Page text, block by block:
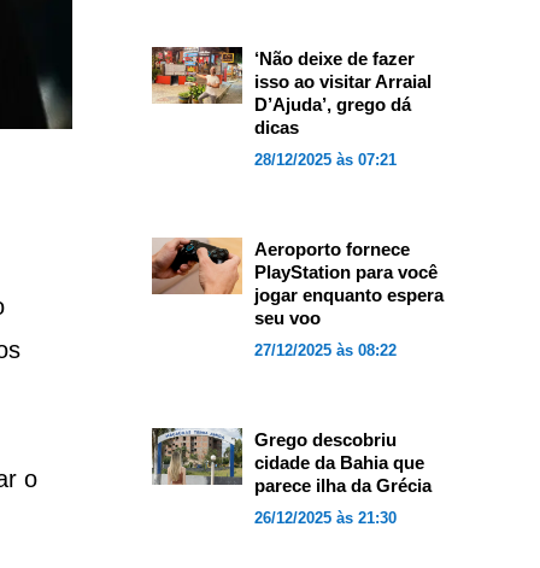
o
‘Não deixe de fazer
isso ao visitar Arraial
D’Ajuda’, grego dá
dicas
28/12/2025 às 07:21
Aeroporto fornece
PlayStation para você
jogar enquanto espera
seu voo
27/12/2025 às 08:22
Grego descobriu
cidade da Bahia que
parece ilha da Grécia
26/12/2025 às 21:30